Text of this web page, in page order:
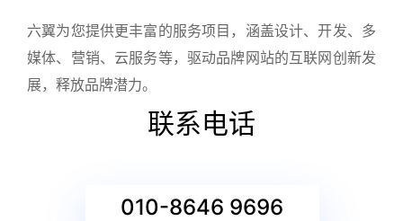
六翼为您提供更丰富的服务项目，涵盖设计、开发、多
媒体、营销、云服务等，驱动品牌网站的互联网创新发
展，释放品牌潜力。
联系电话
010-8646 9696